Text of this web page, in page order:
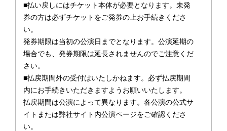
■払い戻しにはチケット本体が必要となります。未発
券の方は必ずチケットをご発券の上お手続きくださ
い。
発券期限は当初の公演日までとなります。公演延期の
場合でも、発券期限は延長されませんのでご注意くだ
さい。
■払戻期間外の受付はいたしかねます。必ず払戻期間
内にお手続きいただきますようお願いいたします。
払戻期間は公演によって異なります。各公演の公式サ
イトまたは弊社サイト内公演ページをご確認くださ
い。